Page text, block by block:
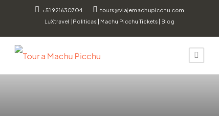
+51 921630704
tours@viajemachupicchu.com
LuXtravel | Politicas | Machu Picchu Tickets | Blog